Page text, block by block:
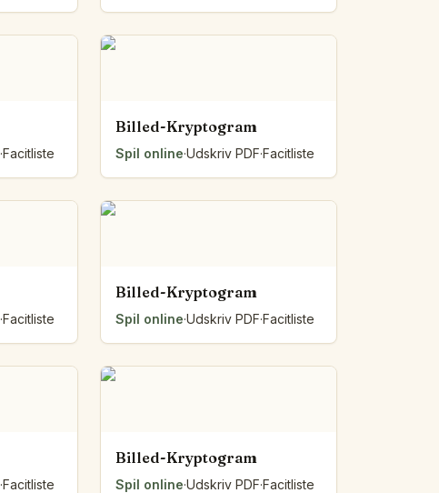
·Facitliste
Billed-Kryptogram
Spil online·Udskriv PDF·Facitliste
·Facitliste
Billed-Kryptogram
Spil online·Udskriv PDF·Facitliste
·Facitliste
Billed-Kryptogram
Spil online·Udskriv PDF·Facitliste